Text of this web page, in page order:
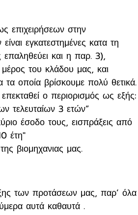
επιχειρήσεων στην
εγκατεστημένες κατα τη
και η παρ. 3),
μέρος του κλάδου μας, και
τα οποία βρίσκουμε πολύ θετικά.
ο περιορισμός ως
τελευταίων 3 ετών”
έσοδο τους, εισπράξεις από
έτη"
βιομηχανιας μας.
των προτάσεων μας, παρ’
αυτά καθαυτά .